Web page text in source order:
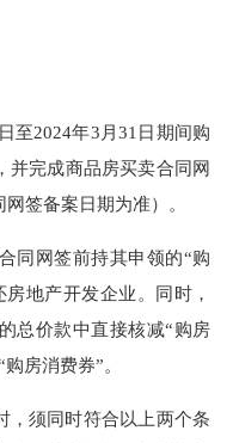
2024年3月31日期间购
并完成商品房买卖合同网
签备案日期为准）。
网签前持其申领的“购
地产开发企业。同时，
总价款中直接核减“购房
房消费券”。
须同时符合以上两个条